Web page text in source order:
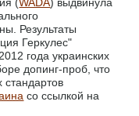
Результаты
Геркулес"
года украинских
допинг-проб, что
со ссылкой на